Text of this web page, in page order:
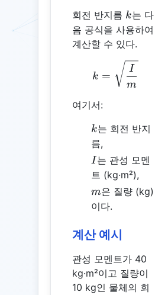
회전 반지름 k
k는 다
음 공식을 사용하여
계산할 수 있다.
k =
k =
m
I
여기서:
k
k는 회전 반지
름,
I
I는 관성 모멘
트 (kg·m²),
m
m은 질량 (kg)
이다.
계산 예시
관성 모멘트가 40
kg·m²이고 질량이
10 kg인 물체의 회